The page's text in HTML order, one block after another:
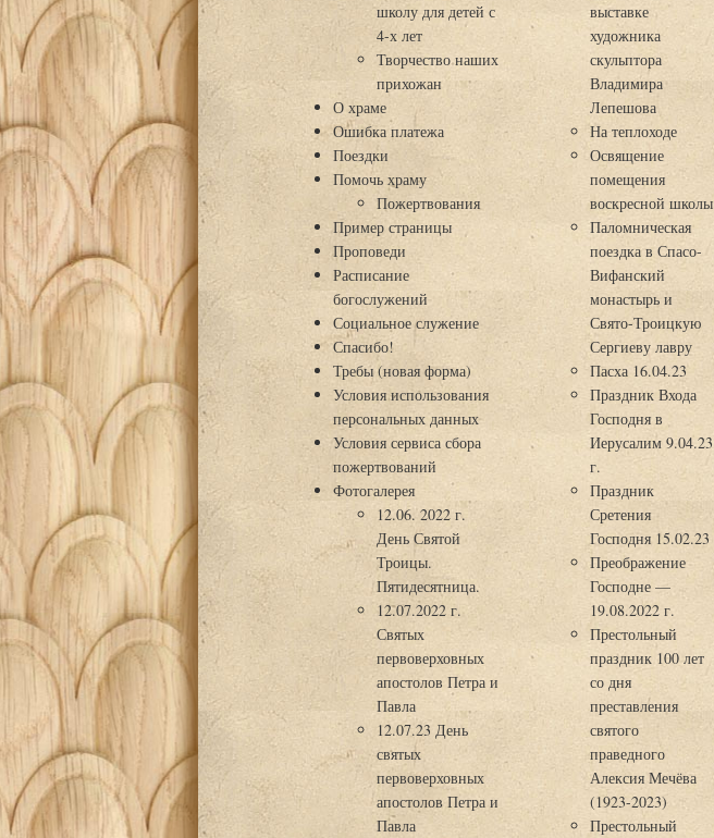
школу для детей с
4-х лет
Творчество наших
прихожан
О храме
Ошибка платежа
Поездки
Помочь храму
Пожертвования
Пример страницы
Проповеди
Расписание
богослужений
Социальное служение
Спасибо!
Требы (новая форма)
Условия использования
персональных данных
Условия сервиса сбора
пожертвований
Фотогалерея
12.06. 2022 г.
День Святой
Троицы.
Пятидесятница.
12.07.2022 г.
Святых
первоверховных
апостолов Петра и
Павла
12.07.23 День
святых
первоверховных
апостолов Петра и
Павла
выставке
художника
скульптора
Владимира
Лепешова
На теплоходе
Освящение
помещения
воскресной школы
Паломническая
поездка в Спасо-
Вифанский
монастырь и
Свято-Троицкую
Сергиеву лавру
Пасха 16.04.23
Праздник Входа
Господня в
Иерусалим 9.04.23
г.
Праздник
Сретения
Господня 15.02.23
Преображение
Господне —
19.08.2022 г.
Престольный
праздник 100 лет
со дня
преставления
святого
праведного
Алексия Мечёва
(1923-2023)
Престольный